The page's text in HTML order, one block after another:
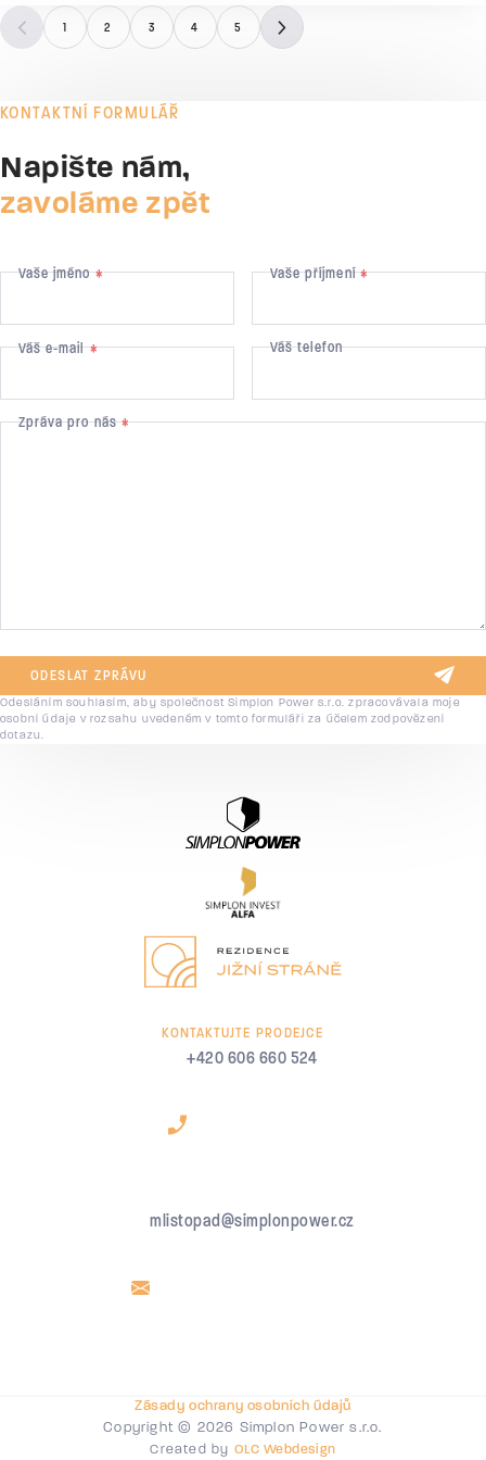
plynule posouvá směrem ke kompaktnímu celku, který
bude výsledkem naší rezidence.
1 2 3 4 5
KONTAKTNÍ FORMULÁŘ
Napište nám,
zavoláme zpět
Vaše jméno* Vaše příjmení*
Váš e-mail* Váš telefon
Zpráva pro nás*
ODESLAT ZPRÁVU
Odesláním souhlasím, aby společnost Simplon Power s.r.o. zpracovávala moje
osobní údaje v rozsahu uvedeném v tomto formuláři za účelem zodpovězení
dotazu.
KONTAKTUJTE PRODEJCE
+420 606 660 524
mlistopad@simplonpower.cz
Copyright © 2026 Simplon Power s.r.o.
Zásady ochrany osobních údajů
Created by OLC Webdesign